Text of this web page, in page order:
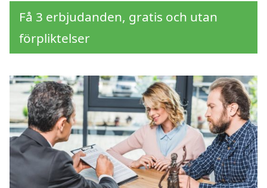
Få 3 erbjudanden, gratis och utan
förpliktelser